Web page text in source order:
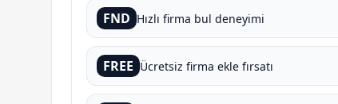
FND Hızlı firma bul deneyimi
FREE Ücretsiz firma ekle fırsatı